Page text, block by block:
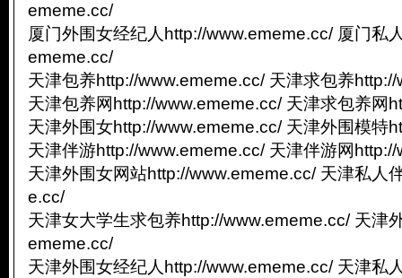
ememe.cc/
厦门外围女经纪人http://www.ememe.cc/ 厦门私
ememe.cc/
天津包养http://www.ememe.cc/ 天津求包养
天津包养网http://www.ememe.cc/ 天津求包养网
天津外围女http://www.ememe.cc/ 天津外围模特
天津伴游http://www.ememe.cc/ 天津伴游网
天津外围女网站http://www.ememe.cc/ 天津私人
e.cc/
天津女大学生求包养http://www.ememe.cc/ 天津
ememe.cc/
天津外围女经纪人http://www.ememe.cc/ 天津私